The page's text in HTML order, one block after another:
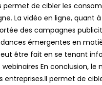
de cibler les
La vidéo en ligne, quant
des campagnes
émergentes en
être fait en se tenant
En conclusion,
permet de